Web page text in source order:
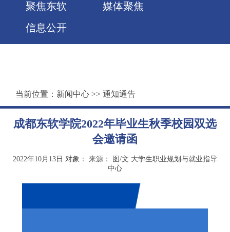
聚焦东软
媒体聚焦
信息公开
当前位置： 新闻中心 >> 通知通告
成都东软学院2022年毕业生秋季校园双选
会邀请函
2022年10月13日 对象： 来源：
图/文 大学生职业规划与就业指导
中心